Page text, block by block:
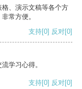
、演示文稿等各个方
常方便。
支持[0] 反对[0]
学习心得。
支持[0] 反对[0]